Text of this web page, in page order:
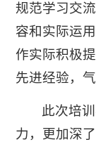
规范学习交
容和实际运
作实际积极
先进经验，气
此次培
力，更加深